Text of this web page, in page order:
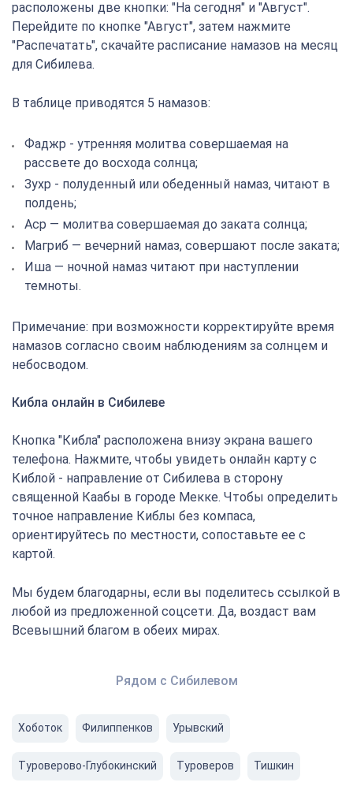
расположены две кнопки: "На сегодня" и "Август".
Перейдите по кнопке "Август", затем нажмите
"Распечатать", скачайте расписание намазов на месяц
для Сибилева.
В таблице приводятся 5 намазов:
Фаджр - утренняя молитва совершаемая на
рассвете до восхода солнца;
Зухр - полуденный или обеденный намаз, читают в
полдень;
Аср — молитва совершаемая до заката солнца;
Магриб — вечерний намаз, совершают после заката;
Иша — ночной намаз читают при наступлении
темноты.
Примечание: при возможности корректируйте время
намазов согласно своим наблюдениям за солнцем и
небосводом.
Кибла онлайн в Сибилеве
Кнопка "Кибла" расположена внизу экрана вашего
телефона. Нажмите, чтобы увидеть онлайн карту с
Киблой - направление от Сибилева в сторону
священной Каабы в городе Мекке. Чтобы определить
точное направление Киблы без компаса,
ориентируйтесь по местности, сопоставьте ее с
картой.
Мы будем благодарны, если вы поделитесь ссылкой в
любой из предложенной соцсети. Да, воздаст вам
Всевышний благом в обеих мирах.
Рядом с Сибилевом
Хоботок Филиппенков Урывский
Туроверово-Глубокинский Туроверов Тишкин